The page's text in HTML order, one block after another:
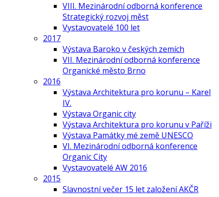
VIII. Mezinárodní odborná konference
Strategický rozvoj měst
Vystavovatelé 100 let
2017
Výstava Baroko v českých zemích
VII. Mezinárodní odborná konference
Organické město Brno
2016
Výstava Architektura pro korunu – Karel
IV.
Výstava Organic city
Výstava Architektura pro korunu v Paříži
Výstava Památky mé země UNESCO
VI. Mezinárodní odborná konference
Organic City
Vystavovatelé AW 2016
2015
Slavnostní večer 15 let založení AKČR